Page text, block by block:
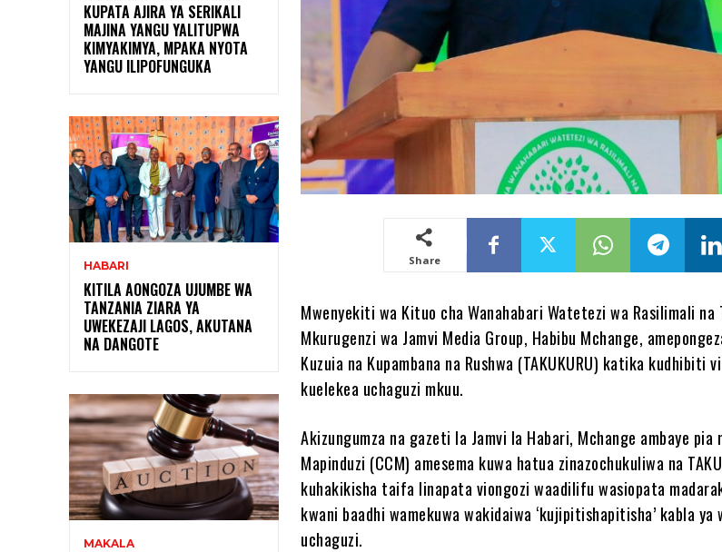
KUPATA AJIRA YA SERIKALI
MAJINA YANGU YALITUPWA
KIMYAKIMYA, MPAKA NYOTA
YANGU ILIPOFUNGUKA
HABARI
KITILA AONGOZA UJUMBE WA
TANZANIA ZIARA YA
UWEKEZAJI LAGOS, AKUTANA
NA DANGOTE
MAKALA
Share
Mwenyekiti wa Kituo cha Wanahabari Watetezi wa Rasilimali na
Mkurugenzi wa Jamvi Media Group, Habibu Mchange,
Kuzuia na Kupambana na Rushwa (TAKUKURU) katika kudhibiti
kuelekea uchaguzi mkuu.
Akizungumza na gazeti la Jamvi la Habari, Mchange ambaye pia
Mapinduzi (CCM) amesema kuwa hatua zinazochukuliwa na
kuhakikisha taifa linapata viongozi waadilifu wasiopata
kwani baadhi wamekuwa wakidaiwa ‘kujipitishapitisha’ kabla
uchaguzi.